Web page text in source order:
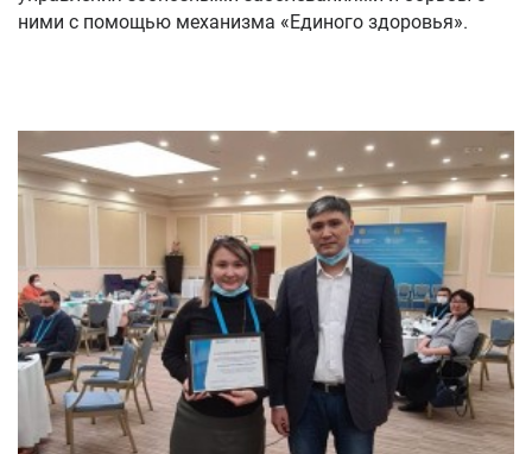
ними с помощью механизма «Единого здоровья».